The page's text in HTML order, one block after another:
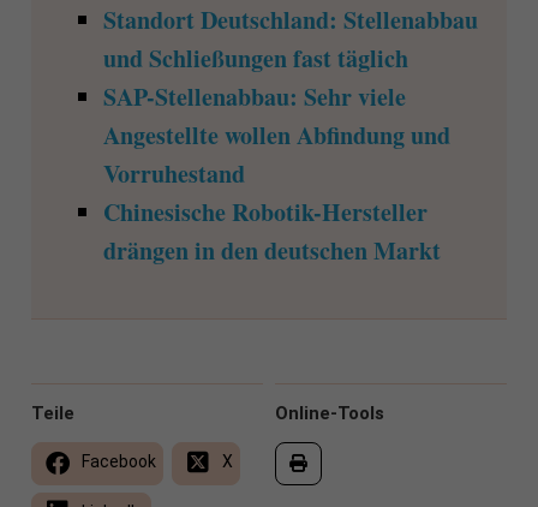
Standort Deutschland: Stellenabbau
und Schließungen fast täglich
SAP-Stellenabbau: Sehr viele
Angestellte wollen Abfindung und
Vorruhestand
Chinesische Robotik-Hersteller
drängen in den deutschen Markt
Online-Tools
Teile
Facebook X